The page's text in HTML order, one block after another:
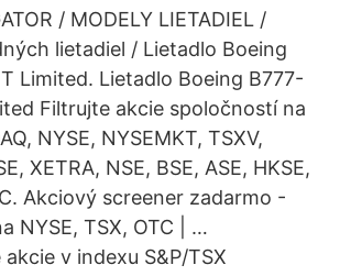
/ MODELY LIETADIEL /
lietadiel / Lietadlo Boeing
Limited. Lietadlo Boeing B777-
Filtrujte akcie spoločností na
NYSE, NYSEMKT, TSXV,
XETRA, NSE, BSE, ASE, HKSE,
Akciový screener zadarmo -
NYSE, TSX, OTC | …
v indexu S&P/TSX